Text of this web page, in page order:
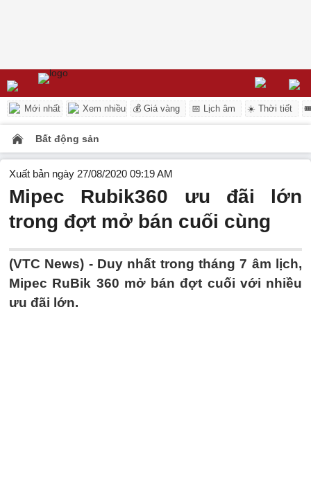
Mới nhất Xem nhiều 💰 Giá vàng 📅 Lịch âm ☀️ Thời tiết
Bất động sản
Xuất bản ngày 27/08/2020 09:19 AM
Mipec Rubik360 ưu đãi lớn
trong đợt mở bán cuối cùng
(VTC News) - Duy nhất trong tháng 7 âm lịch,
Mipec RuBik 360 mở bán đợt cuối với nhiều
ưu đãi lớn.